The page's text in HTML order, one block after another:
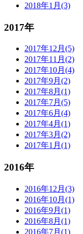
2018年1月(3)
2017年
2017年12月(5)
2017年11月(2)
2017年10月(4)
2017年9月(2)
2017年8月(1)
2017年7月(5)
2017年6月(4)
2017年4月(1)
2017年3月(2)
2017年1月(1)
2016年
2016年12月(3)
2016年10月(1)
2016年9月(1)
2016年8月(1)
2016年7月(1)